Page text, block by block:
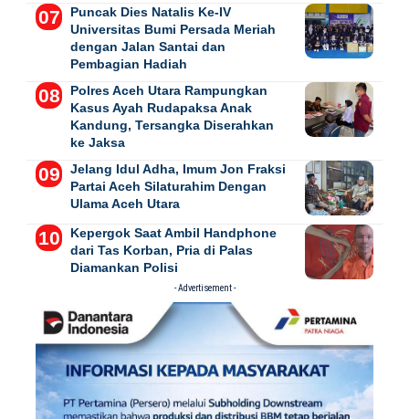
Puncak Dies Natalis Ke-IV
Universitas Bumi Persada Meriah
dengan Jalan Santai dan
Pembagian Hadiah
Polres Aceh Utara Rampungkan
Kasus Ayah Rudapaksa Anak
Kandung, Tersangka Diserahkan
ke Jaksa
Jelang Idul Adha, Imum Jon Fraksi
Partai Aceh Silaturahim Dengan
Ulama Aceh Utara
Kepergok Saat Ambil Handphone
dari Tas Korban, Pria di Palas
Diamankan Polisi
- Advertisement -